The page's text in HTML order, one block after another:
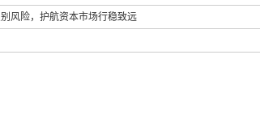
风险，护航资本市场行稳致远